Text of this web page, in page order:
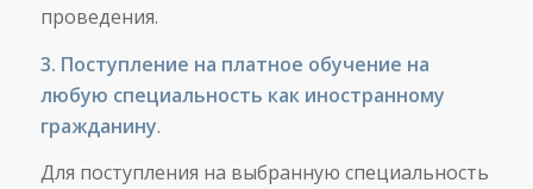
проведения.
3. Поступление на платное обучение на
любую специальность как иностранному
гражданину.
Для поступления на выбранную специальность